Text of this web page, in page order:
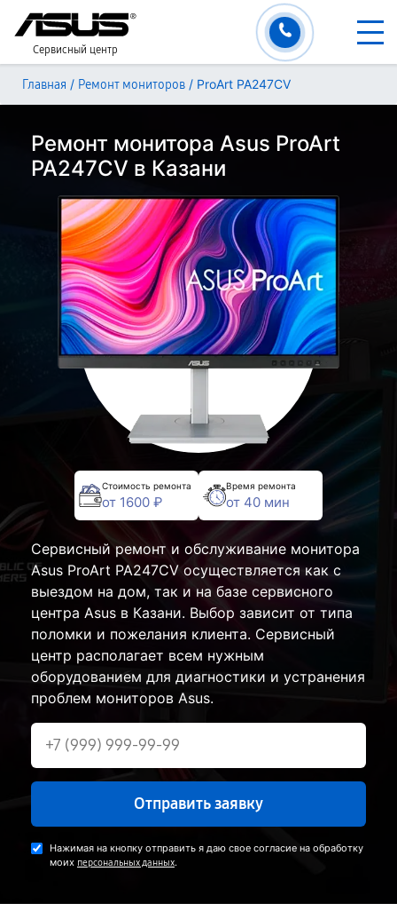
Сервисный центр
Главная / Ремонт мониторов / ProArt PA247CV
Ремонт монитора Asus ProArt
PA247CV в Казани
Стоимость ремонта
от 1600 ₽
Время ремонта
от 40 мин
Сервисный ремонт и обслуживание монитора
Asus ProArt PA247CV осуществляется как с
выездом на дом, так и на базе сервисного
центра Asus в Казани. Выбор зависит от типа
поломки и пожелания клиента. Сервисный
центр располагает всем нужным
оборудованием для диагностики и устранения
проблем мониторов Asus.
Отправить заявку
Нажимая на кнопку отправить я даю свое согласие на обработку
моих персональных данных.